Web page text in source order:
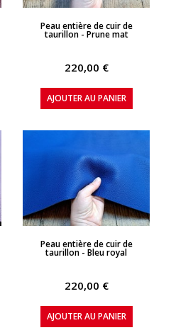
APERÇU RAPIDE
Peau entière de cuir de
taurillon - Prune mat
220,00 €
AJOUTER AU PANIER
APERÇU RAPIDE
Peau entière de cuir de
taurillon - Bleu royal
220,00 €
AJOUTER AU PANIER